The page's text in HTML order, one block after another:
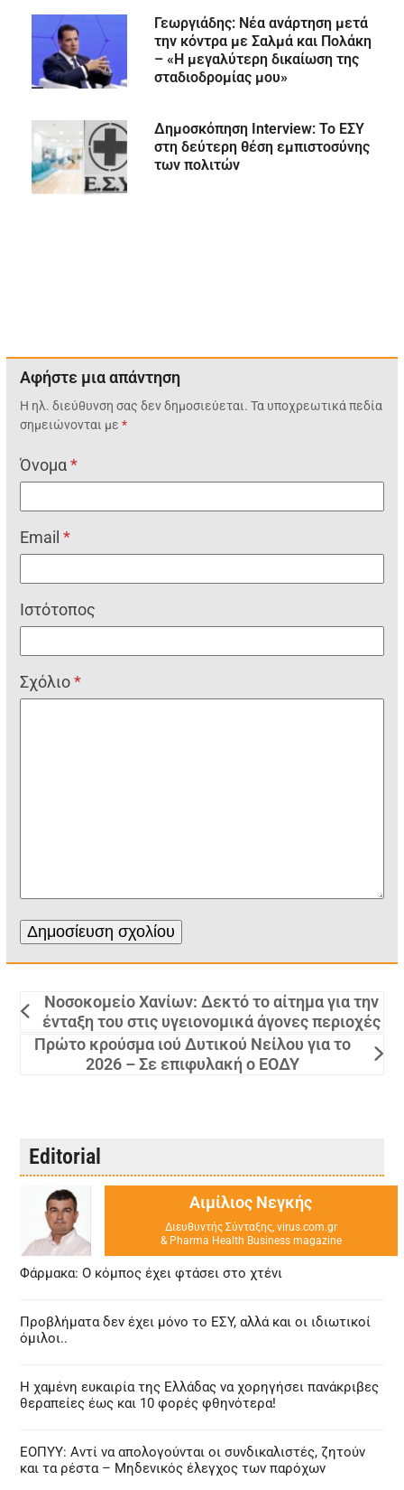
Γεωργιάδης: Νέα ανάρτηση μετά
την κόντρα με Σαλμά και Πολάκη
– «Η μεγαλύτερη δικαίωση της
σταδιοδρομίας μου»
Δημοσκόπηση Interview: Το ΕΣΥ
στη δεύτερη θέση εμπιστοσύνης
των πολιτών
Αφήστε μια απάντηση
Η ηλ. διεύθυνση σας δεν δημοσιεύεται. Τα υποχρεωτικά πεδία
σημειώνονται με*
Όνομα*
Email*
Ιστότοπος
Σχόλιο*
Νοσοκομείο Χανίων: Δεκτό το αίτημα για την
ένταξη του στις υγειονομικά άγονες περιοχές
Πρώτο κρούσμα ιού Δυτικού Νείλου για το
2026 – Σε επιφυλακή ο ΕΟΔΥ
Editorial
Αιμίλιος Νεγκής
Διευθυντής Σύνταξης, virus.com.gr
& Pharma Health Business magazine
Φάρμακα: Ο κόμπος έχει φτάσει στο χτένι
Προβλήματα δεν έχει μόνο το ΕΣΥ, αλλά και οι ιδιωτικοί
όμιλοι..
Η χαμένη ευκαιρία της Ελλάδας να χορηγήσει πανάκριβες
θεραπείες έως και 10 φορές φθηνότερα!
ΕΟΠΥΥ: Αντί να απολογούνται οι συνδικαλιστές, ζητούν
και τα ρέστα – Μηδενικός έλεγχος των παρόχων